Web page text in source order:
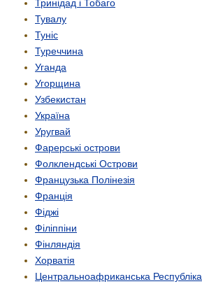
Тринідад і Тобаго
Тувалу
Туніс
Туреччина
Уганда
Угорщина
Узбекистан
Україна
Уругвай
Фарерські острови
Фолклендські Острови
Французька Полінезія
Франція
Фіджі
Філіппіни
Фінляндія
Хорватія
Центрально­африканська Республіка